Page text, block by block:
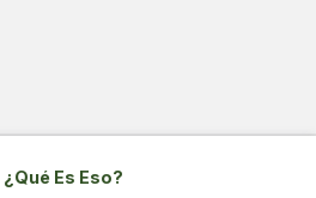
¿Qué Es Eso?